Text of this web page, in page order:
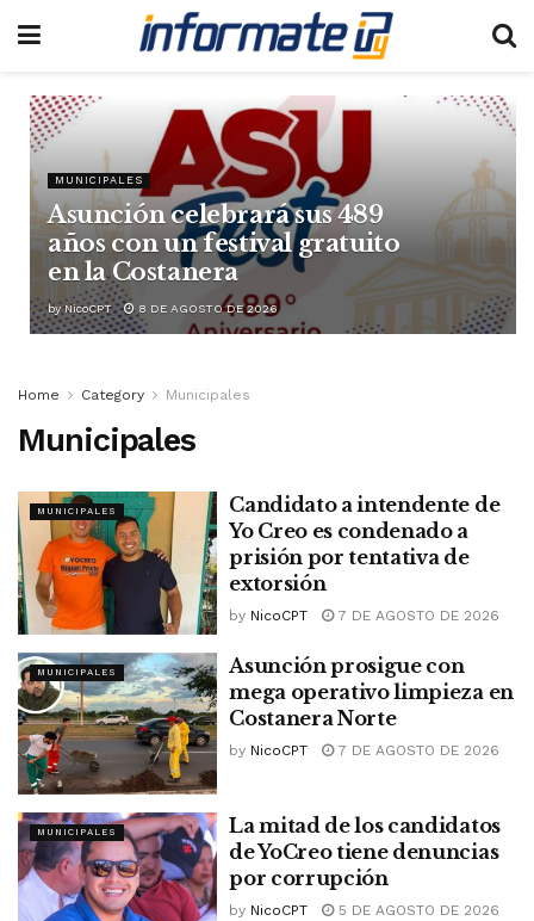
MUNICIPALES
Asunción celebrará sus 489
años con un festival gratuito
en la Costanera
by NicoCPT 8 DE AGOSTO DE 2026
Home Category Municipales
Municipales
MUNICIPALES
Candidato a intendente de
Yo Creo es condenado a
prisión por tentativa de
extorsión
by NicoCPT 7 DE AGOSTO DE 2026
MUNICIPALES
Asunción prosigue con
mega operativo limpieza en
Costanera Norte
by NicoCPT 7 DE AGOSTO DE 2026
MUNICIPALES
La mitad de los candidatos
de YoCreo tiene denuncias
por corrupción
by NicoCPT 5 DE AGOSTO DE 2026